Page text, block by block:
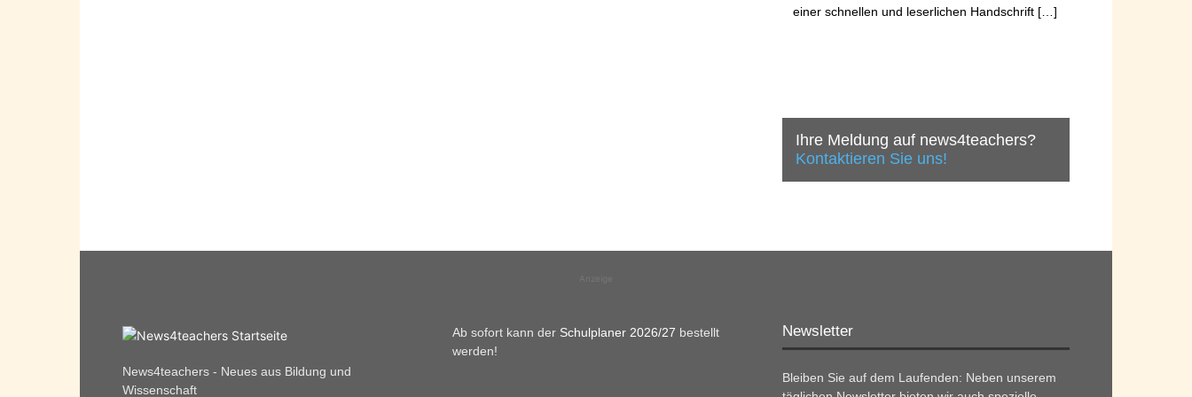
einer schnellen und leserlichen Handschrift […]
Ihre Meldung auf news4teachers?
Kontaktieren Sie uns!
News4teachers - Neues aus Bildung und
Wissenschaft
Ab sofort kann der Schulplaner 2026/27 bestellt
werden!
Newsletter
Bleiben Sie auf dem Laufenden: Neben unserem